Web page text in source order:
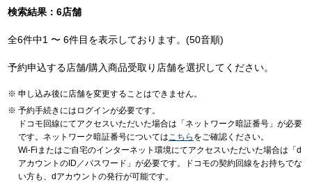
検索結果：6店舗
全6件中1 〜 6件目を表示しております。(50音順)
予約申込する店舗/購入商品受取り店舗を選択してください。
申し込み後に店舗を変更することはできません。
予約手続きにはログインが必要です。
ドコモ回線にてアクセスいただいた場合は「ネットワーク暗証番号」が必要
です。ネットワーク暗証番号についてはこちら をご確認ください。
Wi-Fiまたはご自宅のインターネット環境にてアクセスいただいた場合は「d
アカウントのID／パスワード」が必要です。ドコモの契約回線をお持ちでな
い方も、dアカウントの発行が可能です。